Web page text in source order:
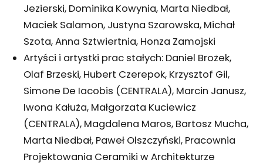
Jezierski, Dominika Kowynia, Marta Niedbał,
Maciek Salamon, Justyna Szarowska, Michał
Szota, Anna Sztwiertnia, Honza Zamojski
Artyści i artystki prac stałych: Daniel Brożek,
Olaf Brzeski, Hubert Czerepok, Krzysztof Gil,
Simone De Iacobis (CENTRALA), Marcin Janusz,
Iwona Kałuża, Małgorzata Kuciewicz
(CENTRALA), Magdalena Maros, Bartosz Mucha,
Marta Niedbał, Paweł Olszczyński, Pracownia
Projektowania Ceramiki w Architekturze